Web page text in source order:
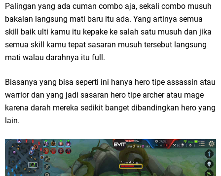
Palingan yang ada cuman combo aja, sekali combo musuh
bakalan langsung mati baru itu ada. Yang artinya semua
skill baik ulti kamu itu kepake ke salah satu musuh dan jika
semua skill kamu tepat sasaran musuh tersebut langsung
mati walau darahnya itu full.
Biasanya yang bisa seperti ini hanya hero tipe assassin atau
warrior dan yang jadi sasaran hero tipe archer atau mage
karena darah mereka sedikit banget dibandingkan hero yang
lain.